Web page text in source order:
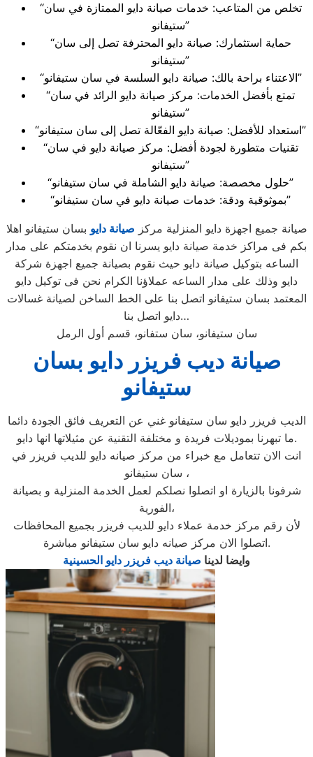
“تخلص من المتاعب: خدمات صيانة دايو الممتازة في سان
ستيفانو”
“حماية استثمارك: صيانة دايو المحترفة تصل إلى سان
ستيفانو”
“الاعتناء براحة بالك: صيانة دايو السلسة في سان ستيفانو”
“تمتع بأفضل الخدمات: مركز صيانة دايو الرائد في سان
ستيفانو”
“استعداد للأفضل: صيانة دايو الفعّالة تصل إلى سان ستيفانو”
“تقنيات متطورة لجودة أفضل: مركز صيانة دايو في سان
ستيفانو”
“حلول مخصصة: صيانة دايو الشاملة في سان ستيفانو”
“بموثوقية ودقة: خدمات صيانة دايو في سان ستيفانو”
صيانة جميع اجهزة دايو المنزلية مركز صيانة دايو بسان ستيفانو اهلا
بكم فى مراكز خدمة صيانة دايو يسرنا ان نقوم بخدمتكم على مدار
الساعه بتوكيل صيانة دايو حيث نقوم بصيانة جميع اجهزة شركة
دايو وذلك على مدار الساعه عملاؤنا الكرام نحن فى توكيل دايو
المعتمد بسان ستيفانو اتصل بنا على الخط الساخن لصيانة غسالات
دايو اتصل بنا…
سان ستيفانو، سان ستفانو، قسم أول الرمل
صيانة ديب فريزر دايو بسان
ستيفانو
الديب فريزر دايو سان ستيفانو غني عن التعريف فائق الجودة دائما
ما تبهرنا بموديلات فريدة و مختلفة التقنية عن مثيلاتها انها دايو.
انت الان تتعامل مع خبراء من مركز صيانه دايو للديب فريزر في
سان ستيفانو ،
شرفونا بالزيارة او اتصلوا نصلكم لعمل الخدمة المنزلية و بصيانة
الفورية،
لأن رقم مركز خدمة عملاء دايو للديب فريزر بجميع المحافظات
اتصلوا الان مركز صيانه دايو سان ستيفانو مباشرة.
وايضا لدينا صيانة ديب فريزر دايو الحسينية